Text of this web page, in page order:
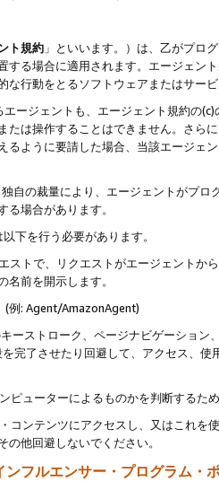
ト規約 」といいます。）は、乙がプロ
する場合に適用されます。エージェン
な行動をとるソフトウェアまたはサー
ージェントも、エージェント規約の
たは操作することはできません。さら
るように要請した場合、当該エージェ
自の裁量により、エージェントがプ
る場合があります。
下を行う必要があります。
ストで、リクエストがエージェントか
名前を開示します。
(例: Agent/AmazonAgent)
ーストローク、ページナビゲーショ
完了させたり回避して、アクセス、
ピューターによるものかを判断するた
コンテンツにアクセスし、又はこれ
の他回避しないでください。
ンフルエンサー・プログラム・